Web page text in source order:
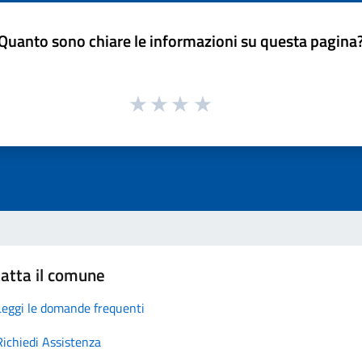
sono chiare le informazioni su questa
il comune
le domande frequenti
Assistenza